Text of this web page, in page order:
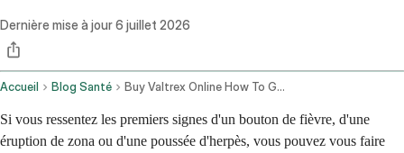
Dernière mise à jour6 juillet 2026
Accueil Blog Santé Buy Valtrex Online How To Get A Valacyclovir Prescription Fast In 2026
Si vous ressentez les premiers signes d'un bouton de fièvre, d'une
éruption de zona ou d'une poussée d'herpès, vous pouvez vous faire